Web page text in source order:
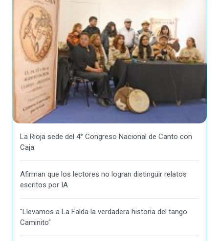
La Rioja sede del 4° Congreso Nacional de Canto con
Caja
Afirman que los lectores no logran distinguir relatos
escritos por IA
"Llevamos a La Falda la verdadera historia del tango
Caminito"